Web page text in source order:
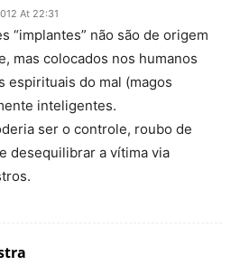
At 22:31
“implantes” não são de origem
mas colocados nos humanos
espirituais do mal (magos
inteligentes.
ser o controle, roubo de
desequilibrar a vítima via